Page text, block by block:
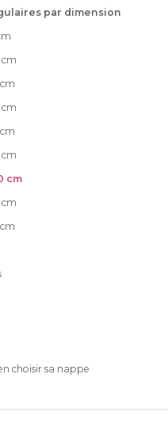
par dimension
cm
choisir sa nappe